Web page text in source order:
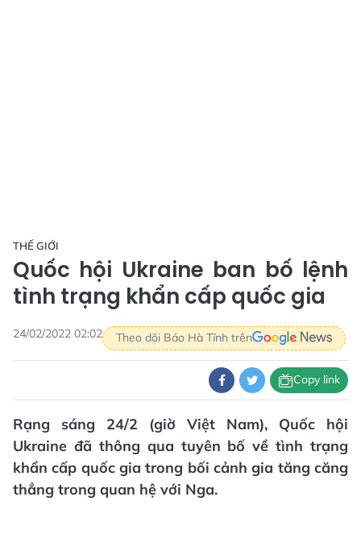
THẾ GIỚI
Quốc hội Ukraine ban bố lệnh
tình trạng khẩn cấp quốc gia
24/02/2022 02:02 Theo dõi Báo Hà Tĩnh trên
Copy link
Rạng sáng 24/2 (giờ Việt Nam), Quốc hội
Ukraine đã thông qua tuyên bố về tình trạng
khẩn cấp quốc gia trong bối cảnh gia tăng căng
thẳng trong quan hệ với Nga.